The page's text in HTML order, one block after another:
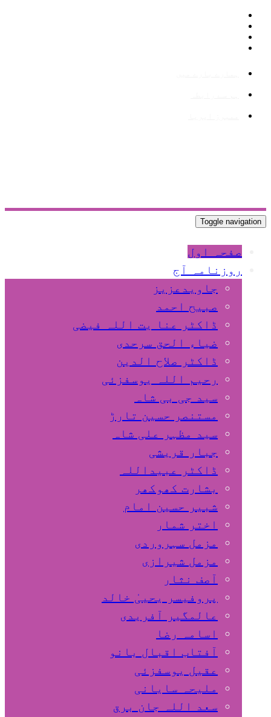
Toggle navigation
صفحہ اول
روزنامہ آج
جاویدعزیز
صبیح احمد
ڈاکٹر عنا یت اللہ فیضی
ضیاء الحق سرحدی
ڈاکٹر صلاح الدین
رحیم اللہ یوسفزئی
سید جی بی شاہ
مستنصر حسین تارڑ
سید مظہر علی شاہ
جبار قریشی
ڈاکٹر عبیداللہ
بشارت کھوکھر
شبیر حسین امام
اختر شمار
مزمل سہروردی
مزمل شیرازی
آصف نثار
پروفیسر یحییٰ خالد
عالمگیر آفریدی
اسامہ رضا
آفتاب اقبال بانو
عقیل یوسفزئی
ملیحہ سایانی
سعد اللہ جان برق